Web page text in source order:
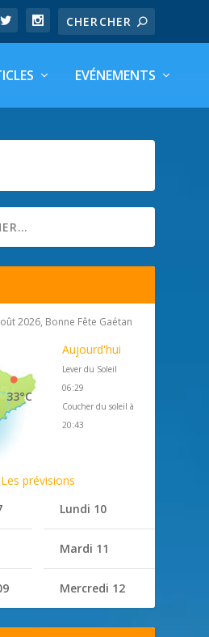
EVÉNEMENTS
2026, Bonne Fête Gaétan
33°C
Aujourd'hui
Lever du Soleil
06:29
Coucher du soleil à
20:43
Les prévisions
Lundi 10
Mardi 11
Mercredi 12